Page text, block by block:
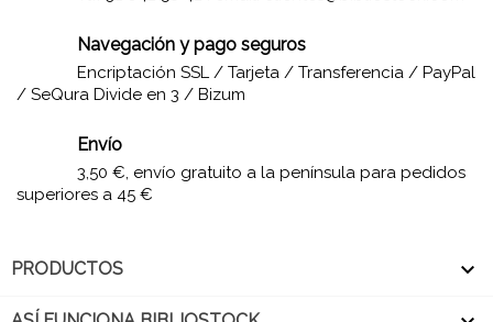
Navegación y pago seguros
Encriptación SSL / Tarjeta / Transferencia / PayPal
/ SeQura Divide en 3 / Bizum
Envío
3,50 €, envío gratuito a la península para pedidos
superiores a 45 €
PRODUCTOS 